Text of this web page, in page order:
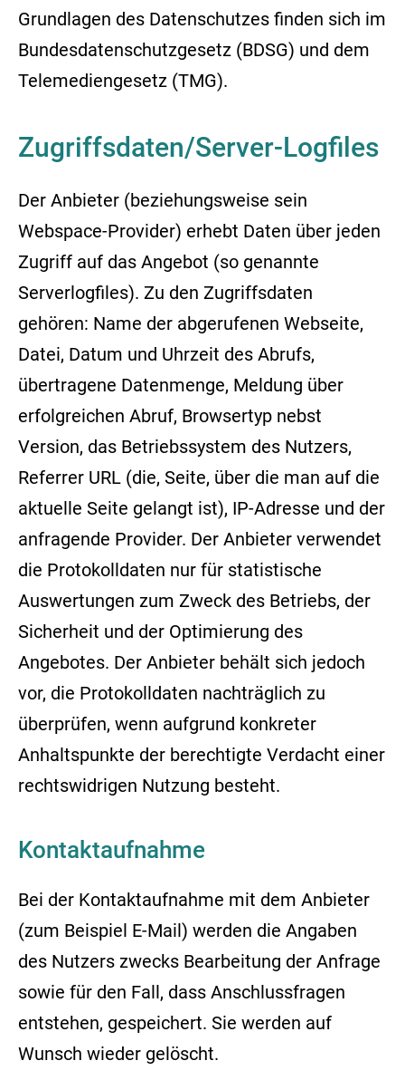
Grundlagen des Datenschutzes finden sich im
Bundesdatenschutzgesetz (BDSG) und dem
Telemediengesetz (TMG).
Zugriffsdaten/Server-Logfiles
Der Anbieter (beziehungsweise sein
Webspace-Provider) erhebt Daten über jeden
Zugriff auf das Angebot (so genannte
Serverlogfiles). Zu den Zugriffsdaten
gehören: Name der abgerufenen Webseite,
Datei, Datum und Uhrzeit des Abrufs,
übertragene Datenmenge, Meldung über
erfolgreichen Abruf, Browsertyp nebst
Version, das Betriebssystem des Nutzers,
Referrer URL (die, Seite, über die man auf die
aktuelle Seite gelangt ist), IP-Adresse und der
anfragende Provider. Der Anbieter verwendet
die Protokolldaten nur für statistische
Auswertungen zum Zweck des Betriebs, der
Sicherheit und der Optimierung des
Angebotes. Der Anbieter behält sich jedoch
vor, die Protokolldaten nachträglich zu
überprüfen, wenn aufgrund konkreter
Anhaltspunkte der berechtigte Verdacht einer
rechtswidrigen Nutzung besteht.
Kontaktaufnahme
Bei der Kontaktaufnahme mit dem Anbieter
(zum Beispiel E-Mail) werden die Angaben
des Nutzers zwecks Bearbeitung der Anfrage
sowie für den Fall, dass Anschlussfragen
entstehen, gespeichert. Sie werden auf
Wunsch wieder gelöscht.